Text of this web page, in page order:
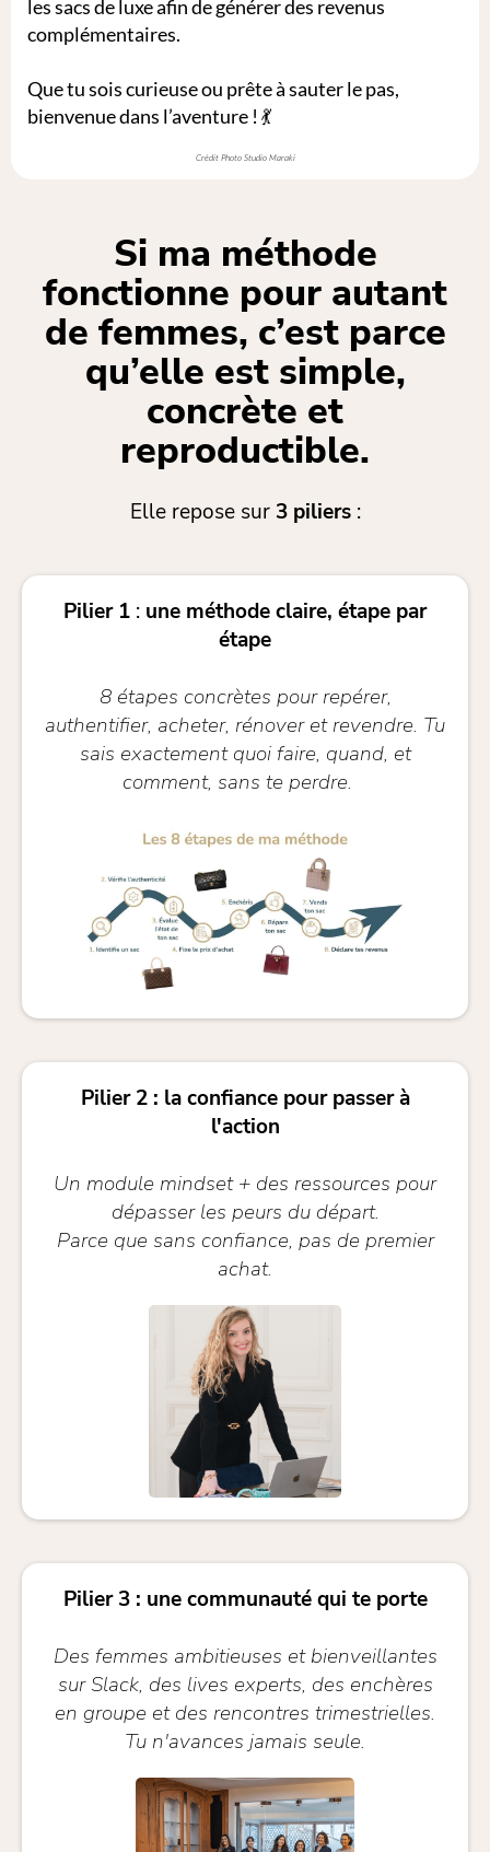
les sacs de luxe afin de générer des revenus
complémentaires.
Que tu sois curieuse ou prête à sauter le pas,
bienvenue dans l’aventure ! 💃
Crédit Photo Studio Maraki
Si ma méthode
fonctionne pour autant
de femmes, c’est parce
qu’elle est simple,
concrète et
reproductible.
Elle repose sur 3 piliers:
Pilier 1 : une méthode claire, étape par
étape
8 étapes concrètes pour repérer,
authentifier, acheter, rénover et revendre. Tu
sais exactement quoi faire, quand, et
comment, sans te perdre.
Pilier 2 : la confiance pour passer à
l'action
Un module mindset + des ressources pour
dépasser les peurs du départ.
Parce que sans confiance, pas de premier
achat.
Pilier 3 : une communauté qui te porte
Des femmes ambitieuses et bienveillantes
sur Slack, des lives experts, des enchères
en groupe et des rencontres trimestrielles.
Tu n'avances jamais seule.